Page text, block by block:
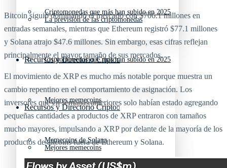
Criptomonedas que más han subido en 2025
Recursos y Directorio Cripto
Mejores memecoins
Memecoins de Solana
La previsión de las criptomonedas
Criptomonedas que más han subido en 2025
Recursos y Directorio Cripto
Mejores memecoins
Bitcoin siguió dominando el mercado con $706.1 millones en
entradas semanales, mientras que Ethereum registró $77.1 millones
y Solana atrajo $47.6 millones. Sin embargo, esas cifras reflejan
principalmente el mayor tamaño de sus mercados.
El movimiento de XRP es mucho más notable porque muestra un
cambio repentino en el comportamiento de asignación. Los
inversores que en semanas anteriores solo habían estado agregando
pequeñas cantidades a productos de XRP entraron con tamaños
mucho mayores, impulsando a XRP por delante de la mayoría de los
productos de altcoins fuera de Ethereum y Solana.